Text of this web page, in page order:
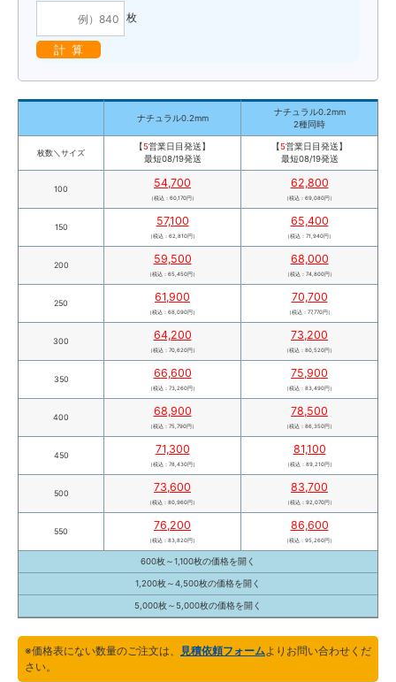
枚
計 算
ナチュラル0.2mm
ナチュラル0.2mm
2種同時
枚数＼サイズ
【5営業日目発送】
最短08/19発送
【5営業日目発送】
最短08/19発送
100 54,700
（税込：60,170円）
62,800
（税込：69,080円）
150 57,100
（税込：62,810円）
65,400
（税込：71,940円）
200 59,500
（税込：65,450円）
68,000
（税込：74,800円）
250 61,900
（税込：68,090円）
70,700
（税込：77,770円）
300 64,200
（税込：70,620円）
73,200
（税込：80,520円）
350 66,600
（税込：73,260円）
75,900
（税込：83,490円）
400 68,900
（税込：75,790円）
78,500
（税込：86,350円）
450 71,300
（税込：78,430円）
81,100
（税込：89,210円）
500 73,600
（税込：80,960円）
83,700
（税込：92,070円）
550 76,200
（税込：83,820円）
86,600
（税込：95,260円）
600枚～1,100枚の価格を開く
1,200枚～4,500枚の価格を開く
5,000枚～5,000枚の価格を開く
※価格表にない数量のご注文は、 見積依頼フォームよりお問い合わせくだ
さい。